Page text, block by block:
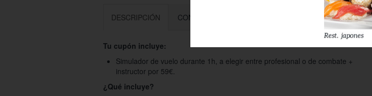
DESCRIPCIÓN CONDICIONES OPINIONES
Tu cupón incluye:
Simulador de vuelo durante 1h, a elegir entre profesional o de combate +
instructor por 59€.
¿Qué incluye?